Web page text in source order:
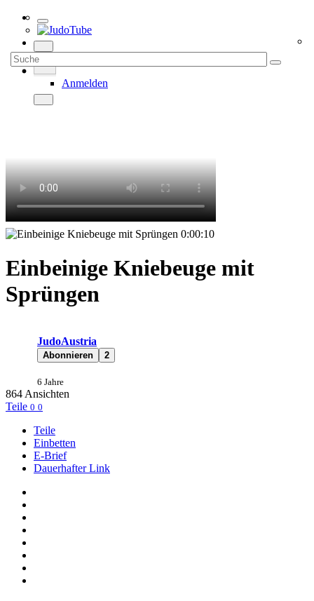
Anmelden
0:00:10
Einbeinige Kniebeuge mit
Sprüngen
JudoAustria
Abonnieren 2
6 Jahre
864 Ansichten
Teile 0 0
Teile
Einbetten
E-Brief
Dauerhafter Link